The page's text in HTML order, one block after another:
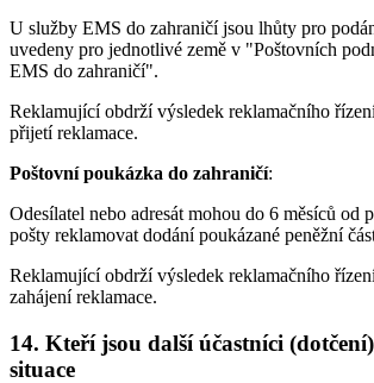
U služby EMS do zahraničí jsou lhůty pro
uvedeny pro jednotlivé země v "Poštovních
EMS do zahraničí".
Reklamující obdrží výsledek reklamačního
přijetí reklamace.
Poštovní poukázka do zahraničí:
Odesílatel nebo adresát mohou do 6 měsíců od
pošty reklamovat dodání poukázané peněžní
Reklamující obdrží výsledek reklamačního
zahájení reklamace.
14. Kteří jsou další účastníci
situace